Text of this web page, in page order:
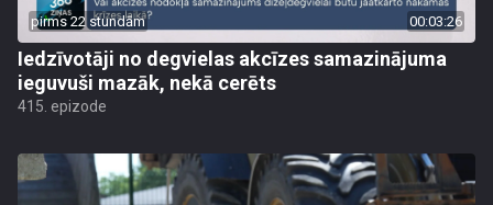
pirms 22 stundām 00:03:26
Iedzīvotāji no degvielas akcīzes samazinājuma
ieguvuši mazāk, nekā cerēts
415. epizode